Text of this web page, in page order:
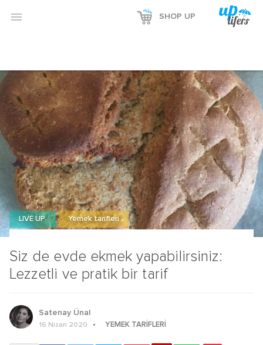
Reklamı Göster
Reklamı Gizle
 SHOP UP
Siz de evde ekmek yapabilirsiniz:
Lezzetli ve pratik bir tarif
LIVE UP Yemek tarifleri
Satenay Ünal
16 Nisan 2020 YEMEK TARIFLERI